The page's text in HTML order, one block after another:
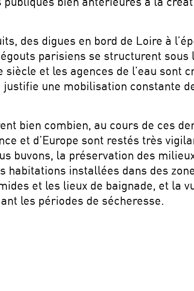
des digues en bord de Loire à
parisiens se structurent sous
et les agences de l’eau sont
une mobilisation constante
bien combien, au cours de ces
et d’Europe sont restés très
buvons, la préservation des
habitations installées dans des
et les lieux de baignade, et la
les périodes de sécheresse.